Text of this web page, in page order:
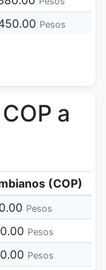
Pesos
a
(COP)
Pesos
Pesos
Pesos